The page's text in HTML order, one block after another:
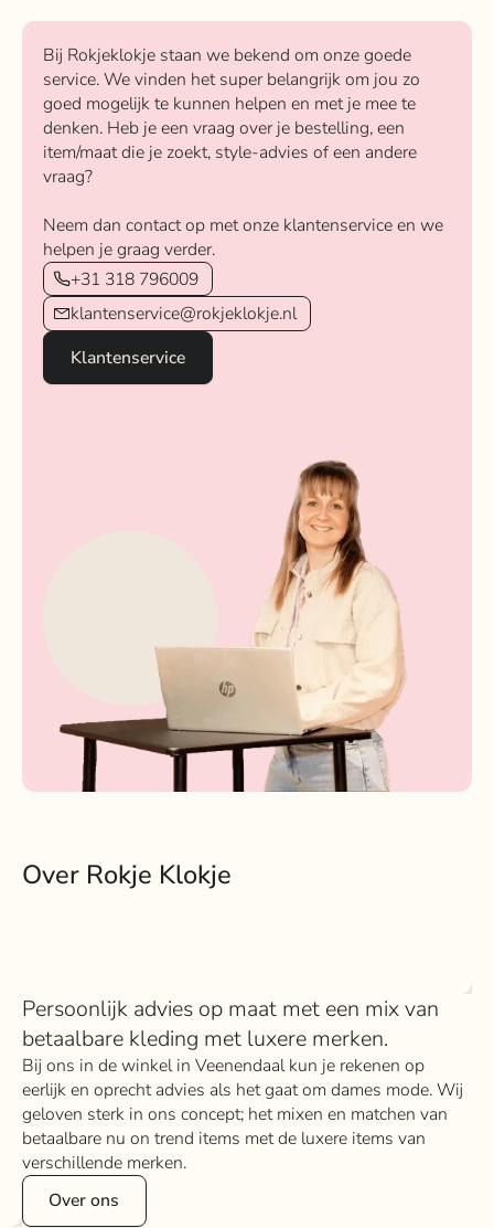
Bij Rokjeklokje staan we bekend om onze goede
service. We vinden het super belangrijk om jou zo
goed mogelijk te kunnen helpen en met je mee te
denken. Heb je een vraag over je bestelling, een
item/maat die je zoekt, style-advies of een andere
vraag?
Neem dan contact op met onze klantenservice en we
helpen je graag verder.
+31 318 796009
klantenservice@rokjeklokje.nl
Klantenservice
Over Rokje Klokje
Persoonlijk advies op maat met een mix van
betaalbare kleding met luxere merken.
Bij ons in de winkel in Veenendaal kun je rekenen op
eerlijk en oprecht advies als het gaat om dames mode. Wij
geloven sterk in ons concept; het mixen en matchen van
betaalbare nu on trend items met de luxere items van
verschillende merken.
Over ons